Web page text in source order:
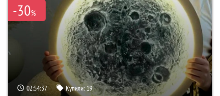
-30%
02:54:36 Купили:19